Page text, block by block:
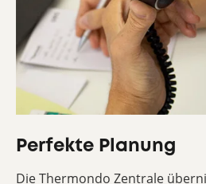
Perfekte Planung
Die Thermondo Zentrale